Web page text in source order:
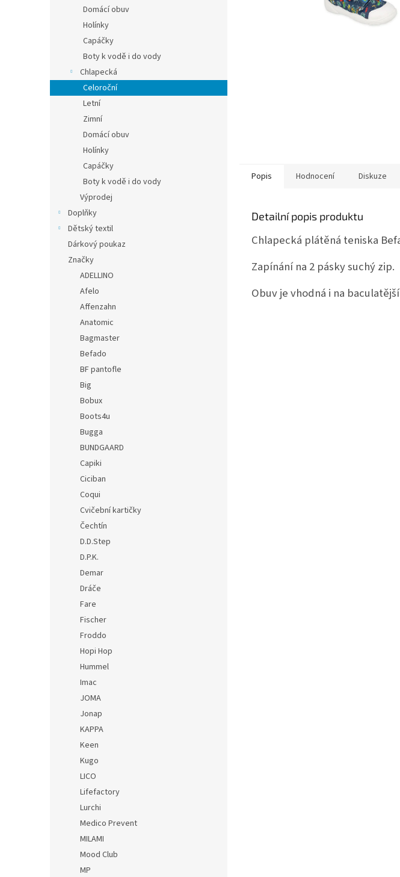
Domácí obuv
Holínky
Capáčky
Boty k vodě i do vody
Chlapecká
Celoroční
Letní
Zimní
Domácí obuv
Holínky
Capáčky
Boty k vodě i do vody
Výprodej
Doplňky
Dětský textil
Dárkový poukaz
Značky
ADELLINO
Afelo
Affenzahn
Anatomic
Bagmaster
Befado
BF pantofle
Big
Bobux
Boots4u
Bugga
BUNDGAARD
Capiki
Ciciban
Coqui
Cvičební kartičky
Čechtín
D.D.Step
D.P.K.
Demar
Dráče
Fare
Fischer
Froddo
Hopi Hop
Hummel
Imac
JOMA
Jonap
KAPPA
Keen
Kugo
LICO
Lifefactory
Lurchi
Medico Prevent
MILAMI
Mood Club
MP
Popis Hodnocení Diskuze
Detailní popis produktu
Chlapecká plátěná teniska
Zapínání na 2 pásky suchý zip.
Obuv je vhodná i na